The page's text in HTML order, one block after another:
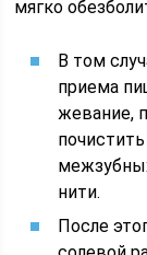
мягко
В том
приема
жевание,
нити.
После